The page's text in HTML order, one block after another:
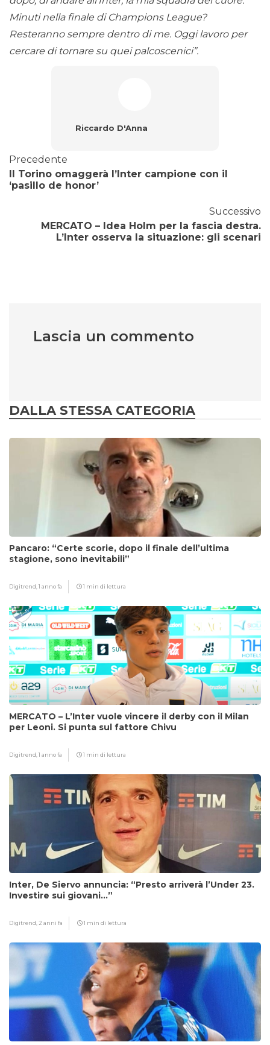
Minuti nella finale di Champions League?
Resteranno sempre dentro di me. Oggi lavoro per
cercare di tornare su quei palcoscenici”.
Riccardo D'Anna
Precedente
Il Torino omaggerà l’Inter campione con il
‘pasillo de honor’
Successivo
MERCATO – Idea Holm per la fascia destra.
L’Inter osserva la situazione: gli scenari
Lascia un commento
DALLA STESSA CATEGORIA
Pancaro: “Certe scorie, dopo il finale dell’ultima
stagione, sono inevitabili”
Digitrend,1 anno fa 1 min di lettura
MERCATO – L’Inter vuole vincere il derby con il Milan
per Leoni. Si punta sul fattore Chivu
Digitrend,1 anno fa 1 min di lettura
Inter, De Siervo annuncia: “Presto arriverà l’Under 23.
Investire sui giovani…”
Digitrend, 2 anni fa 1 min di lettura